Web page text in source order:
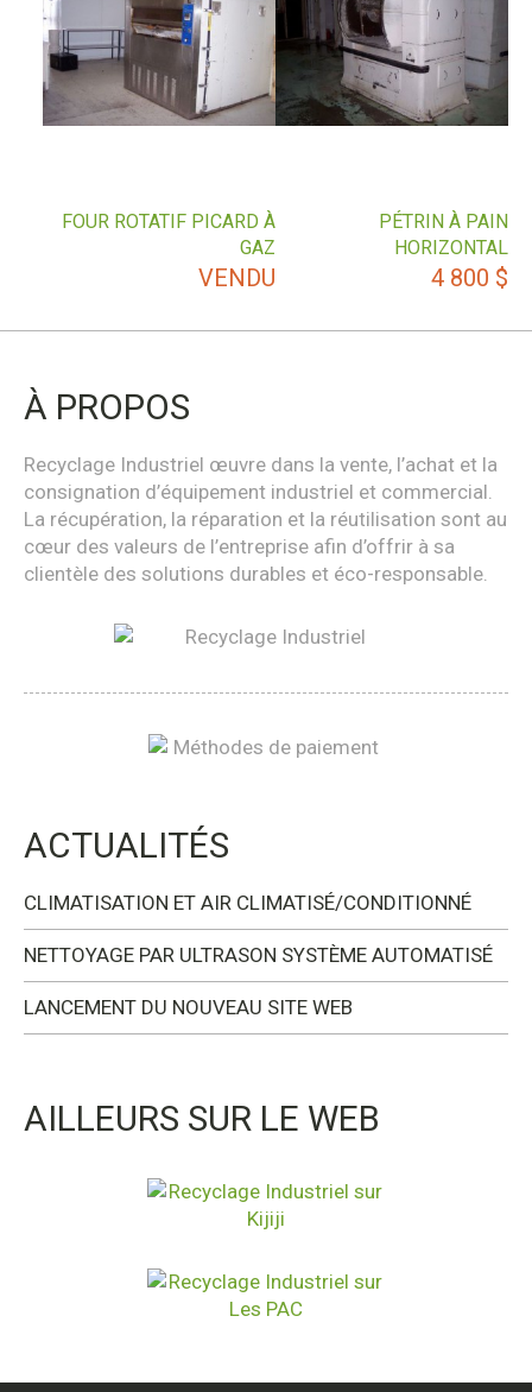
PÉTRIN À PAIN
HORIZONTAL
4 800 $
FOUR ROTATIF PICARD À
GAZ
VENDU
À PROPOS
Recyclage Industriel œuvre dans la vente, l’achat et la
consignation d’équipement industriel et commercial.
La récupération, la réparation et la réutilisation sont au
cœur des valeurs de l’entreprise afin d’offrir à sa
clientèle des solutions durables et éco-responsable.
ACTUALITÉS
CLIMATISATION ET AIR CLIMATISÉ/CONDITIONNÉ
NETTOYAGE PAR ULTRASON SYSTÈME AUTOMATISÉ
LANCEMENT DU NOUVEAU SITE WEB
AILLEURS SUR LE WEB